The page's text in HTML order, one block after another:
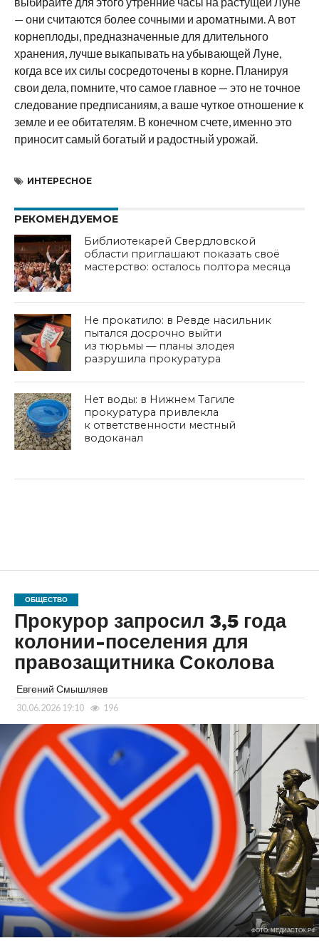
— они считаются более сочными и ароматными. А вот
корнеплоды, предназначенные для длительного
хранения, лучше выкапывать на убывающей Луне,
когда все их силы сосредоточены в корне. Планируя
свои дела, помните, что самое главное — это не точное
следование предписаниям, а ваше чуткое отношение к
земле и ее обитателям. В конечном счете, именно это
приносит самый богатый и радостный урожай.
ИНТЕРЕСНОЕ
РЕКОМЕНДУЕМОЕ
Библиотекарей Свердловской
области приглашают показать своё
мастерство: осталось полтора месяца
Не прокатило: в Ревде насильник
пытался досрочно выйти
из тюрьмы — планы злодея
разрушила прокуратура
Нет воды: в Нижнем Тагиле
прокуратура привлекла
к ответственности местный
водоканал
ОБЩЕСТВО
Прокурор запросил 3,5 года
колонии-поселения для
правозащитника Соколова
Евгений Смышляев
30.06.2026 19:10 196
ФОТО: МЕДИАСТОК.РФ